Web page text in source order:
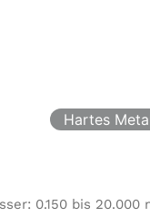
Hartes
0.150 bis 20.000